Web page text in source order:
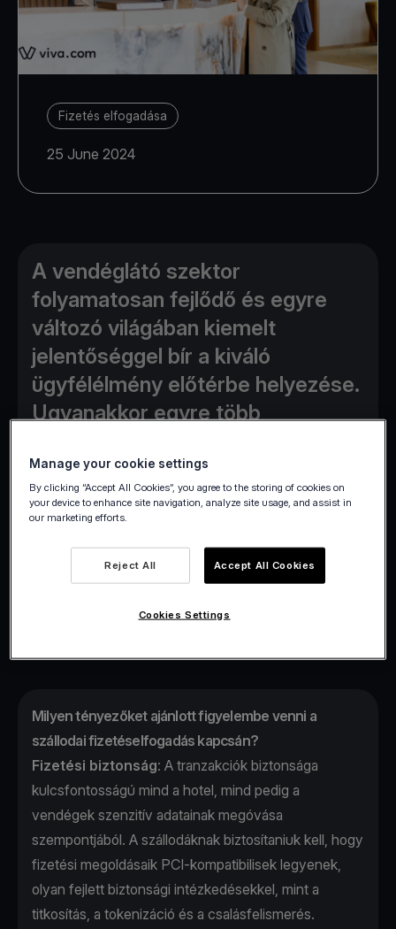
Fizetés elfogadása
25 June 2024
A vendéglátó szektor
folyamatosan fejlődő és egyre
változó világában kiemelt
jelentőséggel bír a kiváló
ügyfélélmény előtérbe helyezése.
Ugyanakkor egyre több
hogy növelje bevételi forrásait. E
két cél elérése könnyebb lehet,
mint gondolná. Minden a
szállodája fizetéselfogadási
rendszerének
továbbfejlesztésével kezdődik.
Milyen tényezőket ajánlott figyelembe venni a
szállodai fizetéselfogadás kapcsán?
Fizetési biztonság: A tranzakciók biztonsága
kulcsfontosságú mind a hotel, mind pedig a
vendégek szenzitív adatainak megóvása
szempontjából. A szállodáknak biztosítaniuk kell, hogy
fizetési megoldásaik PCI-kompatibilisek legyenek,
olyan fejlett biztonsági intézkedésekkel, mint a
titkosítás, a tokenizáció és a csalásfelismerés.
Manage your cookie settings
By clicking “Accept All Cookies”, you agree to the storing of cookies on
your device to enhance site navigation, analyze site usage, and assist in
our marketing efforts.
Reject All Accept All Cookies
Cookies Settings